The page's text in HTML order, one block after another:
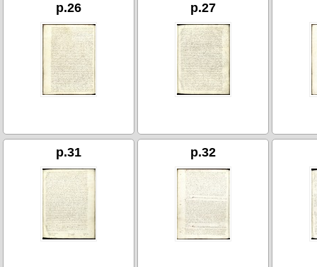
p.26 p.27
p.31 p.32